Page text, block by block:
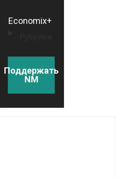
Economix+
Поддержать
NM